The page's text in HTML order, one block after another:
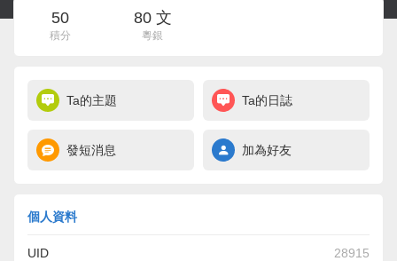
50
積分
80 文
粵銀
Ta的主題 Ta的日誌
發短消息 加為好友
個人資料
UID 28915